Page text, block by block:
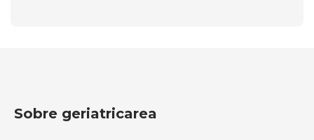
Sobre geriatricarea